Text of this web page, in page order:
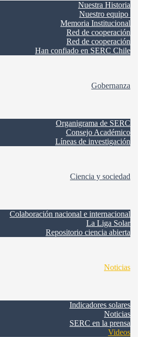
Nuestra Historia
Nuestro equipo
Memoria Institucional
Red de cooperación
Red de cooperación
Han confiado en SERC Chile
Gobernanza
Organigrama de SERC
Consejo Académico
Líneas de investigación
Ciencia y sociedad
Colaboración nacional e internacional
La Liga Solar
Repositorio ciencia abierta
Noticias
Indicadores solares
Noticias
SERC en la prensa
Videos